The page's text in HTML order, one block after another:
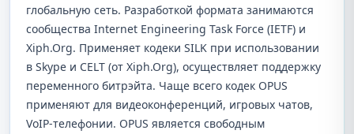
глобальную сеть. Разработкой формата занимаются
сообщества Internet Engineering Task Force (IETF) и
Xiph.Org. Применяет кодеки SILK при использовании
в Skype и CELT (от Xiph.Org), осуществляет поддержку
переменного битрэйта. Чаще всего кодек OPUS
применяют для видеоконференций, игровых чатов,
VoIP-телефонии. OPUS является свободным